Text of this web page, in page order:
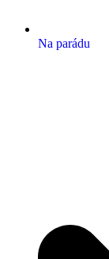
Na parádu